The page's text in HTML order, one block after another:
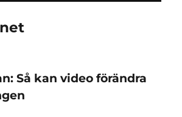
Så kan video förändra